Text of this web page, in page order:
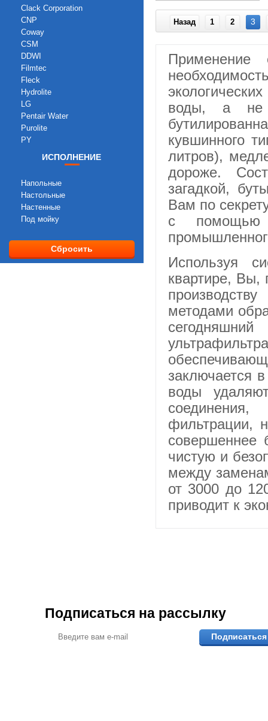
Clack Corporation
CNP
Coway
CSM
DDWI
Filmtec
Fleck
Hydrolite
LG
Pentair Water
Purolite
PY
SpaceAqua
VONTRON
WiseWater
Альянс-Нева
ДП Маркет
ИСПОЛНЕНИЕ
Напольные
Настольные
Настенные
Под мойку
Сбросить
Назад 1 2 3
воды, а не
кувшинного
литров),
дороже.
загадкой,
Вам по
с помощью
Используя
квартире, Вы,
методами
заключается
воды
фильтрации,
совершеннее
чистую и
между
от 3000 до
приводит к
Подписаться на рассылку
Подписаться